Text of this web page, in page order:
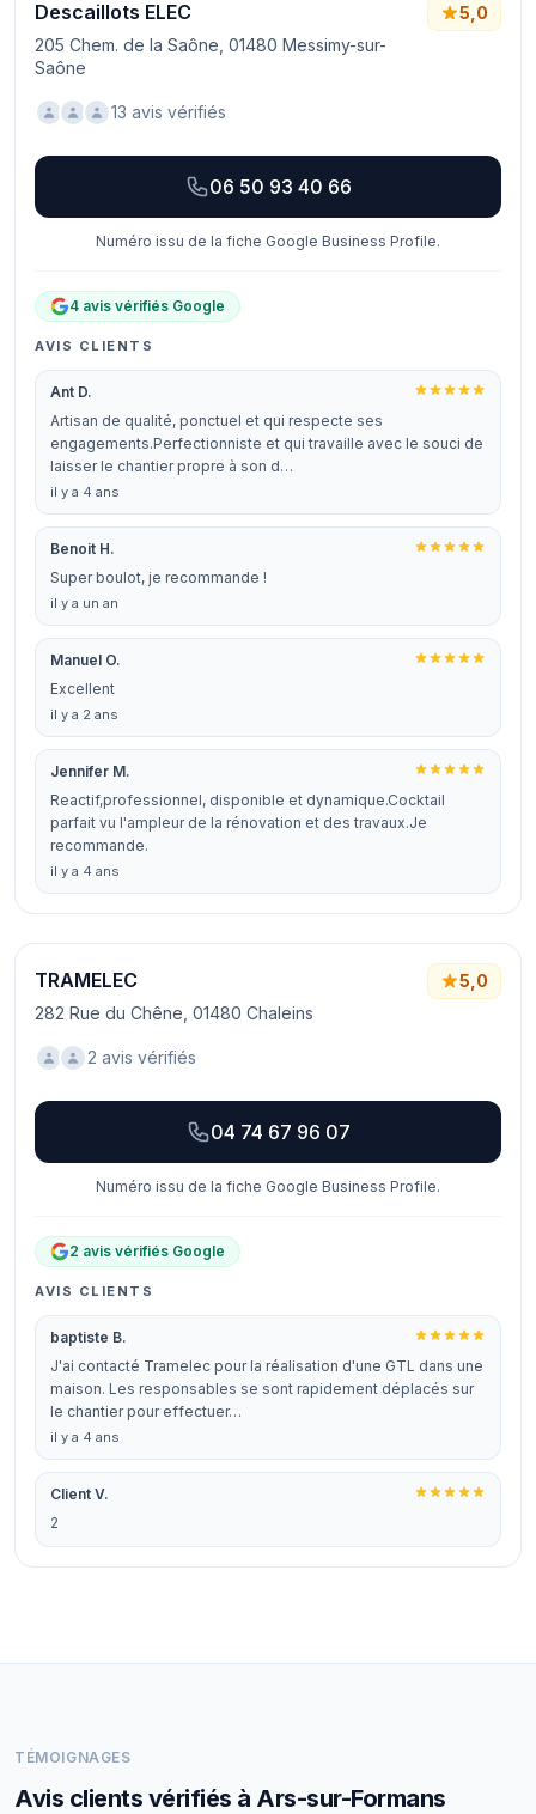
Descaillots ELEC
205 Chem. de la Saône, 01480 Messimy-sur-
Saône
5,0
13 avis vérifiés
06 50 93 40 66
Numéro issu de la fiche Google Business Profile.
4 avis vérifiés Google
AVIS CLIENTS
Ant D.
Artisan de qualité, ponctuel et qui respecte ses
engagements.Perfectionniste et qui travaille avec le souci de
laisser le chantier propre à son d…
il y a 4 ans
Benoit H.
Super boulot, je recommande !
il y a un an
Manuel O.
Excellent
il y a 2 ans
Jennifer M.
Reactif,professionnel, disponible et dynamique.Cocktail
parfait vu l'ampleur de la rénovation et des travaux.Je
recommande.
il y a 4 ans
TRAMELEC
282 Rue du Chêne, 01480 Chaleins
5,0
2 avis vérifiés
04 74 67 96 07
Numéro issu de la fiche Google Business Profile.
2 avis vérifiés Google
AVIS CLIENTS
baptiste B.
J'ai contacté Tramelec pour la réalisation d'une GTL dans une
maison. Les responsables se sont rapidement déplacés sur
le chantier pour effectuer…
il y a 4 ans
Client V.
2
TÉMOIGNAGES
Avis clients vérifiés à Ars-sur-Formans